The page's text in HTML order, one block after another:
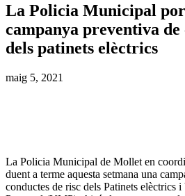
La Policia Municipal
campanya preventiva de
dels patinets elèctrics
maig 5, 2021
La Policia Municipal de Mollet en
duent a terme aquesta setmana una
conductes de risc dels Patinets elèctrics